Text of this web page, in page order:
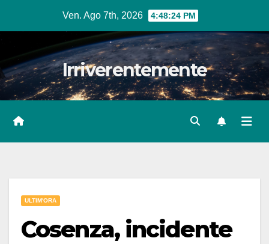
Ven. Ago 7th, 2026 4:48:26 PM
Irriverentemente
ULTIM'ORA
Cosenza, incidente